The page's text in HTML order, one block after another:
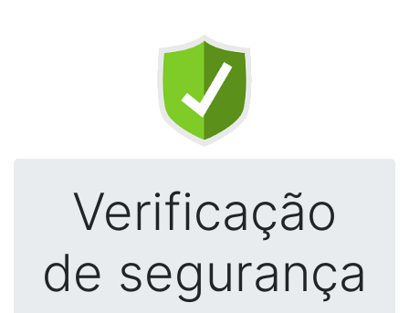
Verificação
de segurança